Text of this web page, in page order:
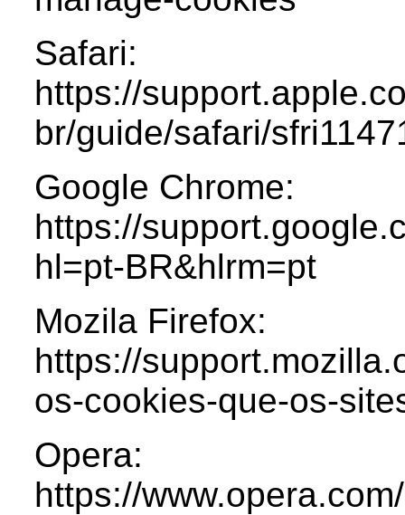
Safari:
https://
br/guide/safari/
Google Chrome:
https://
hl=pt-BR&hlrm=pt
Mozila Firefox:
https://
os-cookies-que-os-
Opera:
https://